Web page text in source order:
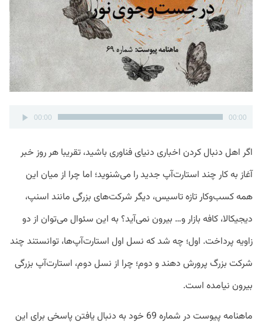
پخش‌کننده
00:00 00:00
اگر اهل دنبال کردن اخباری دنیای فناوری باشید، تقریبا هر روز خبر
آغاز به کار چند استارت‌آپ جدید را می‌شنوید؛ اما چرا از میان این
همه کسب‌وکار تازه تاسیس، دیگر شرکت‌های بزرگی مانند اسنپ،
دیجیکالا، کافه بازار و… بیرون نمی‌آید؟ به این سئوال می‌توان از دو
زاویه پرداخت. اول؛ چه شد که نسل اول استارت‌آپ‌ها، توانستند چند
شرکت بزرگ پرورش دهند و دوم؛ چرا از نسل دوم، استارت‌آپ بزرگی
بیرون نیامده است.
ماهنامه پیوست در شماره 69 خود به دنبال یافتن پاسخی برای این